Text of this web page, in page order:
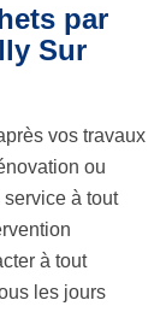
par
Sur
vos travaux
ou
à tout
à tout
les jours